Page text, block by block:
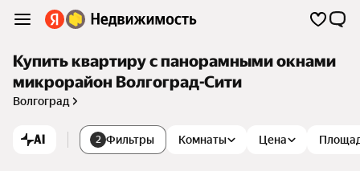
Купить квартиру с панорамными окнами
микрорайон Волгоград-Сити
Волгоград
AI 2 Фильтры Комнаты Цена